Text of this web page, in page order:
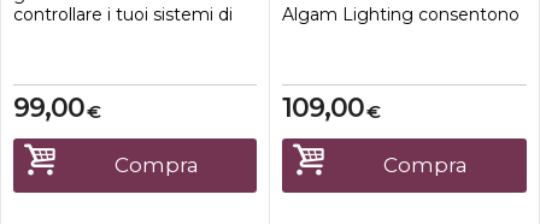
controllare i tuoi sistemi di
dall'efficienza formidabile.
Questo ricevitore compatto
e leggero che funziona sulla
banda da 2,4 GHz offre una
connessione wireless
affidabile...
€
99,00
Compra
Algam Lighting consentono
collegando il ricevitore al
primo dispositivo della
catena. L'abbinamento resta
memorizzato nel
trasmettitore e nel ricevitore
anche dopo l...
€
109,00
Compra